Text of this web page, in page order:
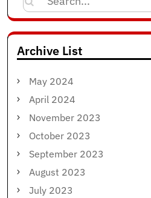
for:
Archive List
May 2024
April 2024
November 2023
October 2023
September 2023
August 2023
July 2023